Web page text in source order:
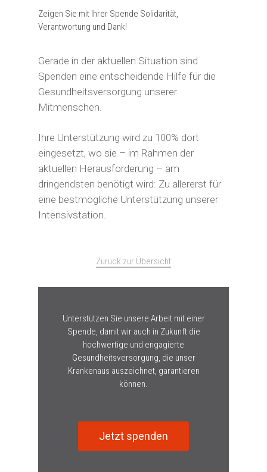
Zeigen Sie mit Ihrer Spende Solidarität,
Verantwortung und Dank!
Gerade in der aktuellen Situation sind
Spenden eine entscheidende Hilfe für die
Gesundheitsversorgung unserer
Mitmenschen.
Ihre Unterstützung wird zu 100% dort
eingesetzt, wo sie – im Rahmen der
aktuellen Herausforderung – am
dringendsten benötigt wird: Zu allererst für
eine bestmögliche Unterstützung unserer
Intensivstation.
Zurück zur Übersicht
Unterstützen Sie unsere Arbeit mit einer
Spende, damit wir auch in Zukunft die
hochwertige und engagierte
Gesundheitsversorgung, die unser
Krankenaus auszeichnet, garantieren
können.
Jetzt spenden
Mein Erbe tut Gutes
Jetzt spenden!